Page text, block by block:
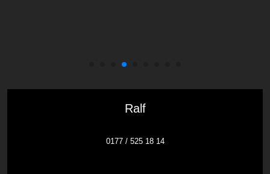
Ralf
0177 / 525 18 14